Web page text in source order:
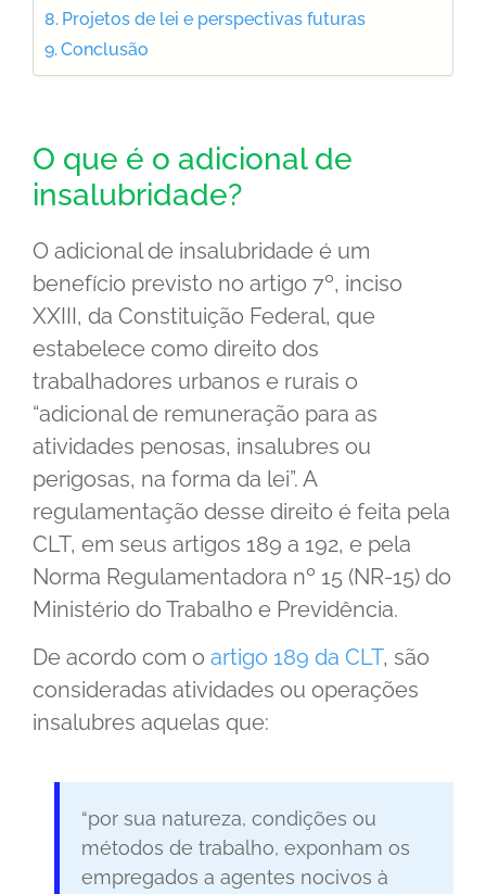
Projetos de lei e perspectivas futuras
Conclusão
O que é o adicional de
insalubridade?
O adicional de insalubridade é um
benefício previsto no artigo 7º, inciso
XXIII, da Constituição Federal, que
estabelece como direito dos
trabalhadores urbanos e rurais o
“adicional de remuneração para as
atividades penosas, insalubres ou
perigosas, na forma da lei”. A
regulamentação desse direito é feita pela
CLT, em seus artigos 189 a 192, e pela
Norma Regulamentadora nº 15 (NR-15) do
Ministério do Trabalho e Previdência.
De acordo com o artigo 189 da CLT, são
consideradas atividades ou operações
insalubres aquelas que:
“por sua natureza, condições ou
métodos de trabalho, exponham os
empregados a agentes nocivos à